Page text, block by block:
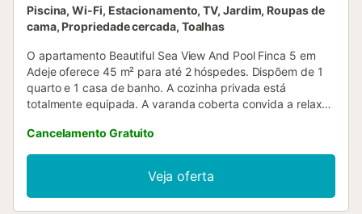
Piscina, Wi-Fi, Estacionamento, TV, Jardim, Roupas de
cama, Propriedade cercada, Toalhas
O apartamento Beautiful Sea View And Pool Finca 5 em
Adeje oferece 45 m² para até 2 hóspedes. Dispõem de 1
quarto e 1 casa de banho. A cozinha privada está
totalmente equipada. A varanda coberta convida a relaxar
confortavelmente. O Wi-Fi de alta velocidade é ideal para
videochamadas. Encontram ainda TV, ventoinha, cama de
bebé, cadeira alta e toalhas de praia à vossa disposição.
Desfrutem de vistas para o mar e a montanha neste
alojamento acolhedor. Desfrutem da área exterior
Cancelamento Gratuito
Veja oferta